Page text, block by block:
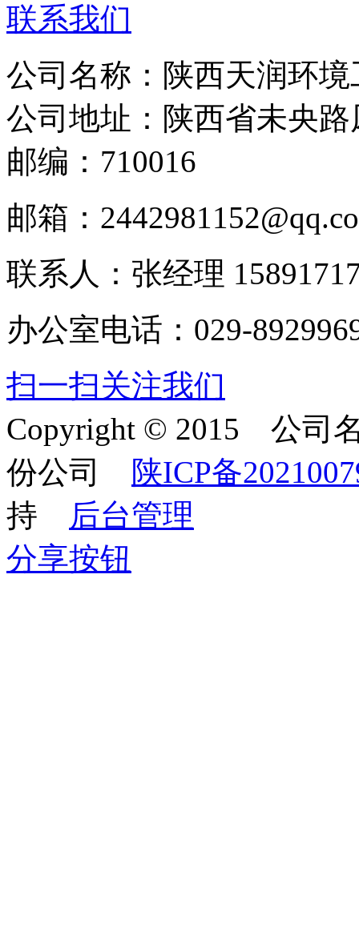
联系我们
公司名称：陕西天润环
公司地址：陕西省未央
邮编：710016
邮箱：
联系人：张经理
办公室电话：029-
扫一扫关注我们
Copyright © 2015 公司
份公司
陕ICP备
持
后台管理
分享按钮